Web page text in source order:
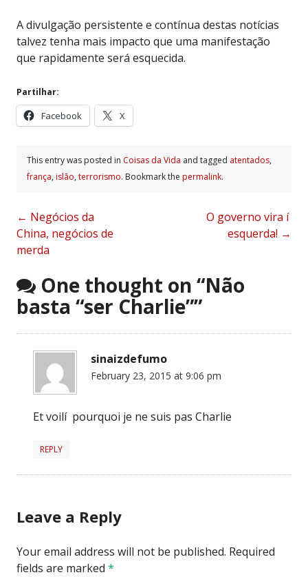
A divulgação persistente e contínua destas notícias
talvez tenha mais impacto que uma manifestação
que rapidamente será esquecida.
Partilhar:
Facebook X
This entry was posted in Coisas da Vida and tagged atentados,
frança, islão, terrorismo. Bookmark the permalink.
Post
navigation
← Negócios da
China, negócios de
merda
O governo vira í
esquerda! →
One thought on “Não
basta “ser Charlie””
sinaizdefumo
February 23, 2015 at 9:06 pm
Et voilí pourquoi je ne suis pas Charlie
REPLY
Leave a Reply
Your email address will not be published. Required
fields are marked *